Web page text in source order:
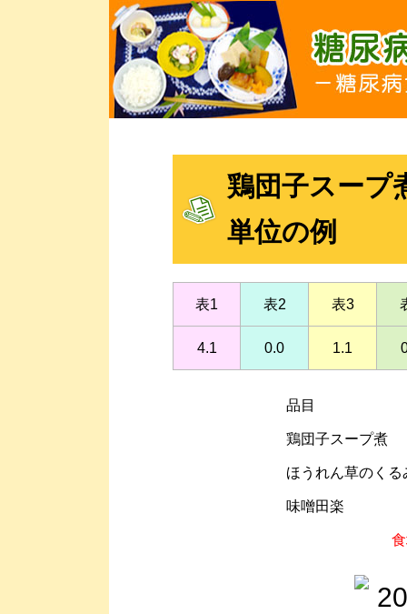
鶏団子スー
単位の例
表1 表2 表3
4.1 0.0 1.1
品目
鶏団子スープ煮
ほうれん草のくる
味噌田楽